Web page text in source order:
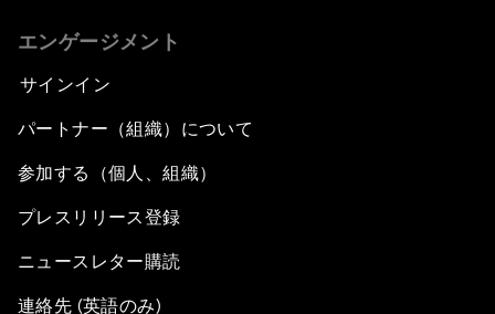
エンゲージメント
サインイン
パートナー（組織）について
参加する（個人、組織）
プレスリリース登録
ニュースレター購読
連絡先 (英語のみ)